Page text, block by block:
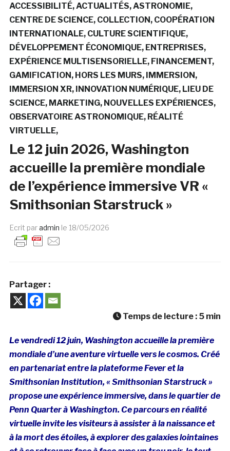
ACCESSIBILITÉ ACTUALITÉS ASTRONOMIE
CENTRE DE SCIENCE COLLECTION COOPÉRATION
INTERNATIONALE CULTURE SCIENTIFIQUE
DÉVELOPPEMENT ÉCONOMIQUE ENTREPRISES
EXPÉRIENCE MULTISENSORIELLE FINANCEMENT
GAMIFICATION HORS LES MURS IMMERSION
IMMERSION XR INNOVATION NUMÉRIQUE LIEU DE
SCIENCE MARKETING NOUVELLES EXPÉRIENCES
OBSERVATOIRE ASTRONOMIQUE RÉALITÉ
VIRTUELLE
Le 12 juin 2026, Washington
accueille la première mondiale
de l’expérience immersive VR «
Smithsonian Starstruck »
Ecrit paradmin le 18/05/2026
Partager :
Temps de lecture : 5 min
Le vendredi 12 juin, Washington accueille la première
mondiale d’une aventure virtuelle vers le cosmos. Créé
en partenariat entre la plateforme Fever et la
Smithsonian Institution, « Smithsonian Starstruck »
propose une expérience immersive, dans le quartier de
Penn Quarter à Washington. Ce parcours en réalité
virtuelle invite les visiteurs à assister à la naissance et
à la mort des étoiles, à explorer des galaxies lointaines